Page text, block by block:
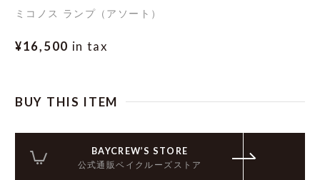
ミコノス ランプ（アソート）
¥16,500 in tax
BUY THIS ITEM
BAYCREW’S STORE
公式通販ベイクルーズストア